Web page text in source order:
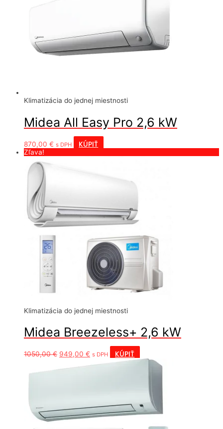
Klimatizácia do jednej miestnosti
Midea All Easy Pro 2,6 kW
870,00 € s DPH KÚPIŤ
Zľava!
Klimatizácia do jednej miestnosti
Midea Breezeless+ 2,6 kW
1050,00€ Pôvodná
bola:
949,00 € Aktuálna
s DPH KÚPIŤ